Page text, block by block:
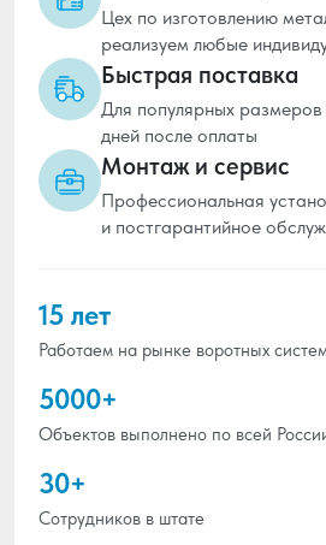
Цех по изготовлению
реализуем любые
Быстрая поставка
Для популярных
дней после оплаты
Монтаж и сервис
Профессиональная
и постгарантийное
15 лет
Работаем на рынке воротных
5000+
Объектов выполнено по всей
30+
Сотрудников в штате